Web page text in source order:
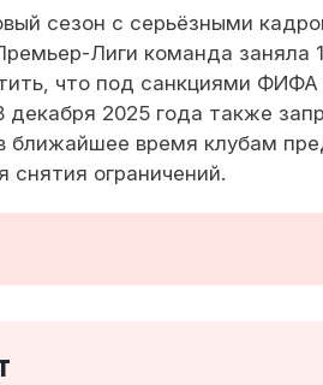
сезон с серьёзными
Лиги команда заняла
что под санкциями ФИФА
2025 года также
время клубам
ограничений.